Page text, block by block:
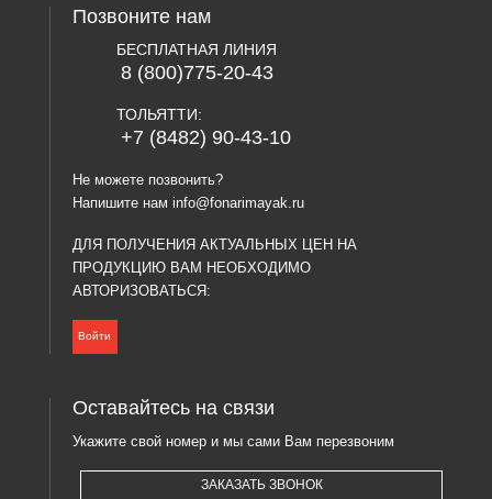
Позвоните нам
БЕСПЛАТНАЯ ЛИНИЯ
8 (800)775-20-43
ТОЛЬЯТТИ:
+7 (8482) 90-43-10
Не можете позвонить?
Напишите нам info@fonarimayak.ru
ДЛЯ ПОЛУЧЕНИЯ АКТУАЛЬНЫХ ЦЕН НА
ПРОДУКЦИЮ ВАМ НЕОБХОДИМО
АВТОРИЗОВАТЬСЯ:
Войти
Оставайтесь на связи
Укажите свой номер и мы сами Вам перезвоним
ЗАКАЗАТЬ ЗВОНОК